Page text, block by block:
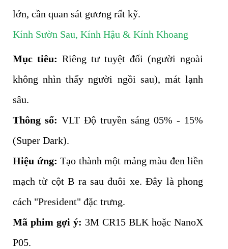
lớn, cần quan sát gương rất kỹ.
Kính Sườn Sau, Kính Hậu & Kính Khoang
Mục tiêu: Riêng tư tuyệt đối (người ngoài
không nhìn thấy người ngồi sau), mát lạnh
sâu.
Thông số: VLT Độ truyền sáng 05% - 15%
(Super Dark).
Hiệu ứng: Tạo thành một mảng màu đen liền
mạch từ cột B ra sau đuôi xe. Đây là phong
cách "President" đặc trưng.
Mã phim gợi ý: 3M CR15 BLK hoặc NanoX
P05.